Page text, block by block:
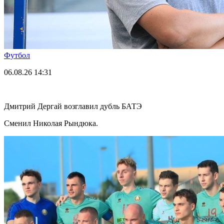
Футбол
06.08.26 14:31
Дмитрий Дергай возглавил дубль БАТЭ
Сменил Николая Рындюка.